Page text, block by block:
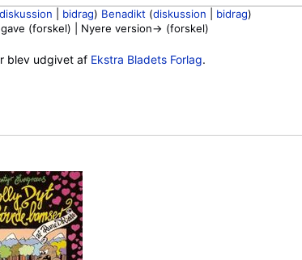
diskussion bidrag) Benadikt (diskussion bidrag)
(forskel) | Nyere version→ (forskel)
blev udgivet af Ekstra Bladets Forlag.